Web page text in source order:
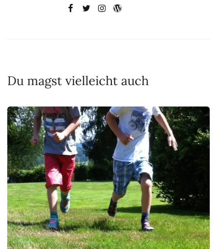
Du magst vielleicht auch